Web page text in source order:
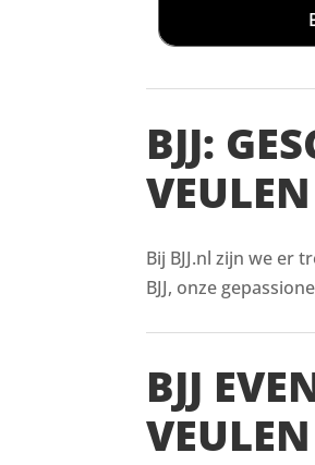
BJJ:
VEULEN
Bij BJJ.nl zijn we er
BJJ, onze
BJJ
VEULEN